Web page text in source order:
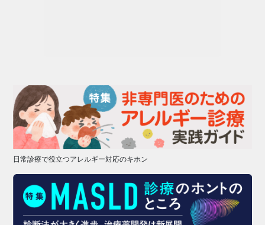
日常診療で役立つアレルギー対応のキホン